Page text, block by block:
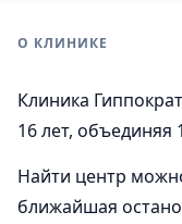
О КЛИНИКЕ
Клиника
16 лет,
Найти центр
ближайшая